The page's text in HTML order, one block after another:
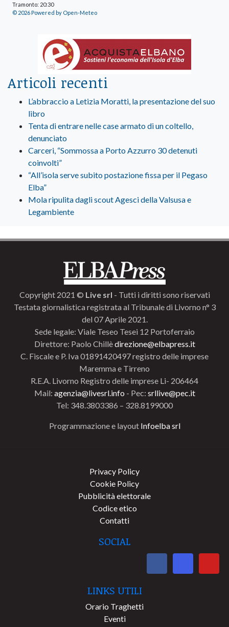
Tramonto: 20:30
© 2026 Powered by Open-Meteo
Articoli recenti
L’abbraccio a Letizia Moratti, la presentazione del suo
libro
Tenta di entrare nelle case armato di un coltello,
denunciato
Carceri, “Sommossa a Porto Azzurro 30 detenuti
coinvolti”
“All’isola serve subito postazione fissa per il Pegaso
Elba”
Mola ripulita dagli scout Agesci della Valsusa e
Legambiente
Copyright 2021 © Live srl - Tutti i diritti sono riservati
Testata giornalistica registrata al Tribunale di Livorno n° 3
del 07 Aprile 2021.
Sede legale: Viale Teseo Tesei 12 Portoferraio
Direttore: Paolo Chillèdirezione@elbapress.it
C. Fiscale e P. Iva 01891420497 registro delle imprese
Maremma e Tirreno
R.E.A. Livorno Registro delle imprese Li- 206464
Mail: agenzia@livesrl.info - Pec: srllive@pec.it
Tel: 348.3803386 – 328.8199000
Programmazione e layout Infoelba srl
Privacy Policy
Cookie Policy
Pubblicità elettorale
Codice etico
Contatti
SOCIAL
LINKS UTILI
Orario Traghetti
Eventi